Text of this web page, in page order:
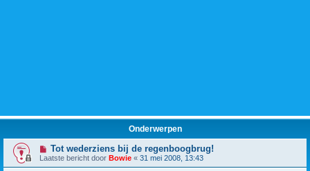
Onderwerpen
Tot wederziens bij de regenboogbrug!
Laatste bericht door Bowie « 31 mei 2008, 13:43